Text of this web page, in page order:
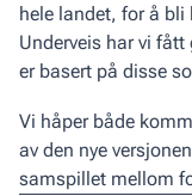
hele landet, for å bli
Underveis har vi
er basert på disse
Vi håper både
av den nye
samspillet mellom